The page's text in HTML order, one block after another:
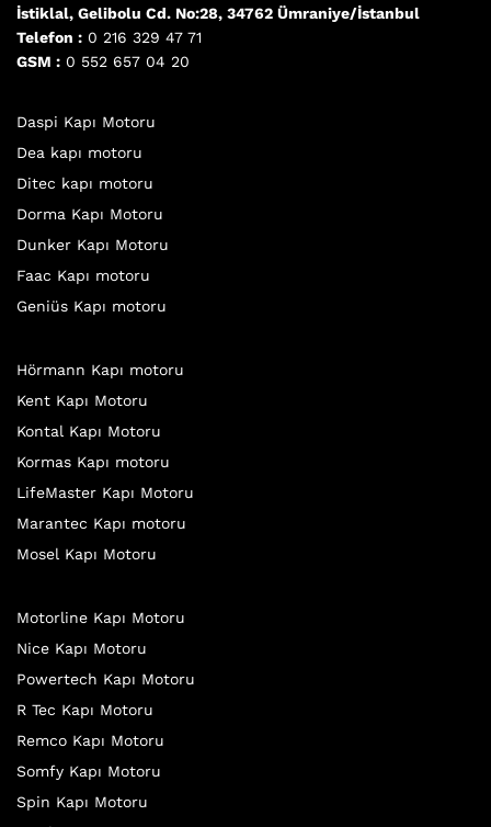
İstiklal, Gelibolu Cd. No:28, 34762 Ümraniye/İstanbul
Telefon : 0 216 329 47 71
GSM : 0 552 657 04 20
Daspi Kapı Motoru
Dea kapı motoru
Ditec kapı motoru
Dorma Kapı Motoru
Dunker Kapı Motoru
Faac Kapı motoru
Geniüs Kapı motoru
Hörmann Kapı motoru
Kent Kapı Motoru
Kontal Kapı Motoru
Kormas Kapı motoru
LifeMaster Kapı Motoru
Marantec Kapı motoru
Mosel Kapı Motoru
Motorline Kapı Motoru
Nice Kapı Motoru
Powertech Kapı Motoru
R Tec Kapı Motoru
Remco Kapı Motoru
Somfy Kapı Motoru
Spin Kapı Motoru